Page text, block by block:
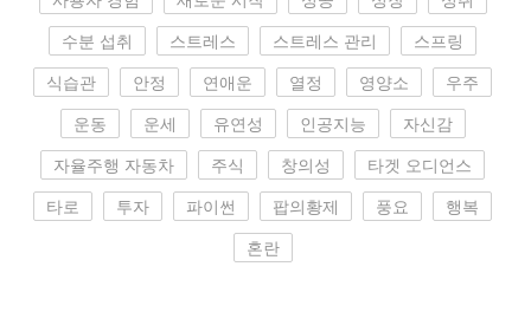
수분 섭취
스트레스 스트레스 관리
스프링
식습관
안정 연애운 열정 영양소
우주
운동
운세 유연성 인공지능
자신감
자율주행 자동차
주식 창의성
타겟 오디언스
타로
투자 파이썬 팝의황제 풍요
행복
혼란